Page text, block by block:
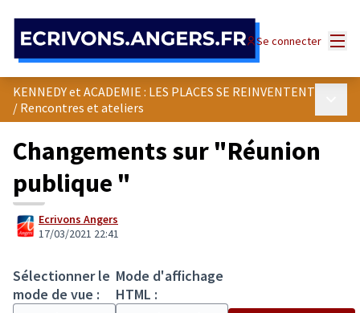
Se connecter
KENNEDY et ACADEMIE : LES PLACES SE REINVENTENT
/ Rencontres et ateliers
Changements sur "Réunion
publique "
Ecrivons Angers
17/03/2021 22:41
Sélectionner le
mode de vue :
Mode d'affichage
HTML :